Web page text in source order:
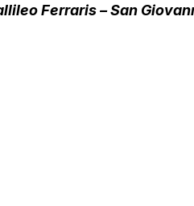
Ferraris – San